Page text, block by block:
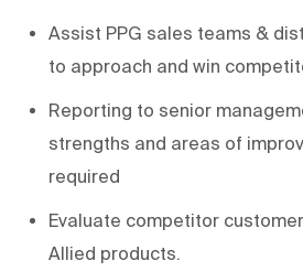
Assist PPG sales teams &
to approach and win
Reporting to senior
strengths and areas of
required
Evaluate competitor
Allied products.